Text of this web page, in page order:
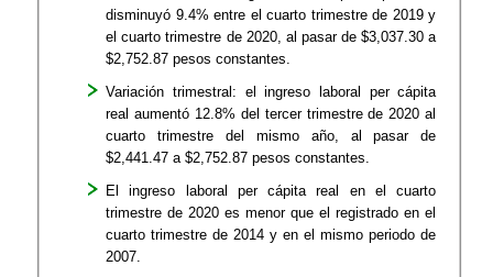
disminuyó 9.4% entre el cuarto trimestre de 2019 y
el cuarto trimestre de 2020, al pasar de $3,037.30 a
$2,752.87 pesos constantes.
Variación trimestral: el ingreso laboral per cápita
real aumentó 12.8% del tercer trimestre de 2020 al
cuarto trimestre del mismo año, al pasar de
$2,441.47 a $2,752.87 pesos constantes.
El ingreso laboral per cápita real en el cuarto
trimestre de 2020 es menor que el registrado en el
cuarto trimestre de 2014 y en el mismo periodo de
2007.